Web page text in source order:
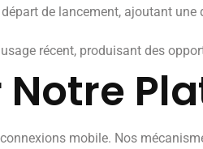
de lancement, ajoutant
récent, produisant des
mobile. Nos